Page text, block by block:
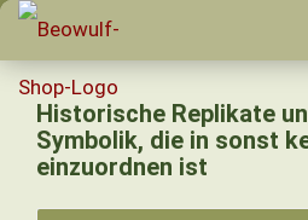
Historische Replikate
Symbolik, die in sonst
einzuordnen ist